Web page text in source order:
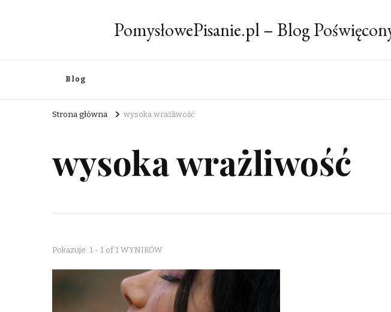
PomysłowePisanie.pl – Blog
Blog
Strona główna wysoka wrażliwość
wysoka wrażliwość
Pokazuje: 1 - 1 of 1 WYNIKÓW